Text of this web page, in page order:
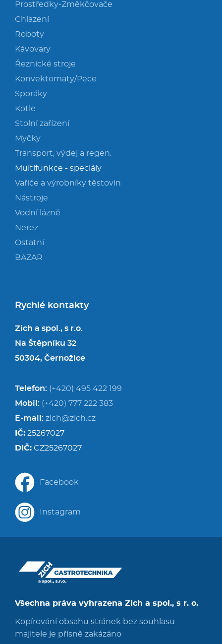
Všechna práva vyhrazena Zich a spol., s r. o.
Kopírování obsahu stránek bez souhlasu
majitele je přísně zakázáno
Prostředky-Změkčovače
Chlazení
Roboty
Kávovary
Řeznické stroje
Konvektomaty/Pece
Sporáky
Kotle
Stolní zařízení
Myčky
Transport, výdej a regen.
Multifunkce - speciály
Vařiče a výrobníky těstovin
Nástroje
Vodní lázně
Nerez
Ostatní
BAZAR
Rychlé kontakty
Zich a spol., s r.o.
Na Štěpníku 32
50304, Černožice
Telefon: (+420) 495 422 199
Mobil: (+420) 777 222 383
E-mail: zich@zich.cz
IČ: 25267027
DIČ: CZ25267027
Facebook
Instagram